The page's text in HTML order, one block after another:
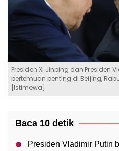
Presiden Xi Jinping dan Presiden
pertemuan penting di Beijing,
[Istimewa]
Baca 10 detik
Presiden Vladimir Putin